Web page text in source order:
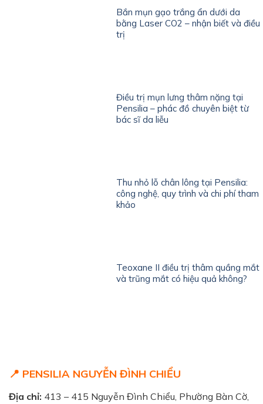
Bắn mụn gạo trắng ẩn dưới da
bằng Laser CO2 – nhận biết và điều
trị
Điều trị mụn lưng thâm nặng tại
Pensilia – phác đồ chuyên biệt từ
bác sĩ da liễu
Thu nhỏ lỗ chân lông tại Pensilia:
công nghệ, quy trình và chi phí tham
khảo
Teoxane II điều trị thâm quầng mắt
và trũng mắt có hiệu quả không?
📍 PENSILIA NGUYỄN ĐÌNH CHIỂU
Địa chỉ: 413 – 415 Nguyễn Đình Chiểu, Phường Bàn Cờ,